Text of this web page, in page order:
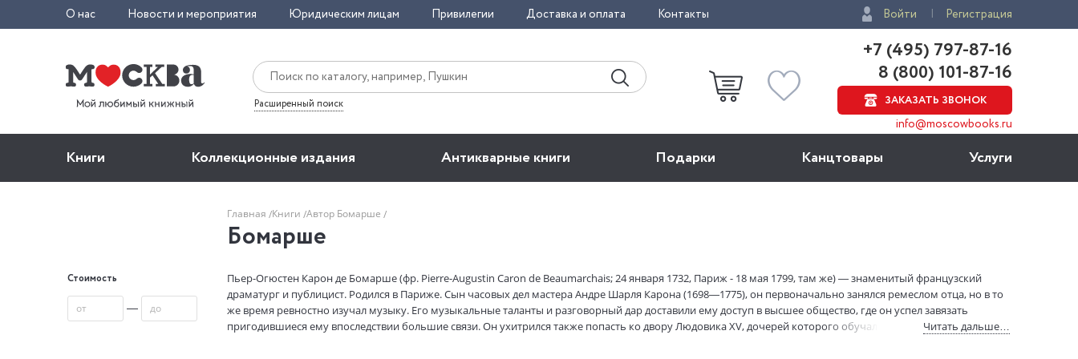
О нас Новости и мероприятия Юридическим лицам Привилегии Доставка и оплата Контакты Войти Регистрация
Расширенный поиск
+7 (495) 797-87-16
8 (800) 101-87-16
ЗАКАЗАТЬ ЗВОНОК
info@moscowbooks.ru
Книги Коллекционные издания Антикварные книги Подарки Канцтовары Услуги
Главная Книги Автор Бомарше
Бомарше
Стоимость
—
Пьер-Огюстен Карон де Бомарше (фр. Pierre-Augustin Caron de Beaumarchais; 24 января 1732, Париж - 18 мая 1799, там же) — знаменитый французский
драматург и публицист. Родился в Париже. Сын часовых дел мастера Андре Шарля Карона (1698—1775), он первоначально занялся ремеслом отца, но в то
же время ревностно изучал музыку. Его музыкальные таланты и разговорный дар доставили ему доступ в высшее общество, где он успел завязать
пригодившиеся ему впоследствии большие связи. Он ухитрился также попасть ко двору Людовика XV, дочерей которого обучал игре на арфе, иЧитать дальше…